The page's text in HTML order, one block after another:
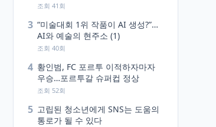
조회 41회
3 “미술대회 1위 작품이 AI 생성?”…
AI와 예술의 현주소 (1)
조회 40회
4 황인범, FC 포르투 이적하자마자
우승…포르투갈 슈퍼컵 정상
조회 52회
5 고립된 청소년에게 SNS는 도움의
통로가 될 수 있다